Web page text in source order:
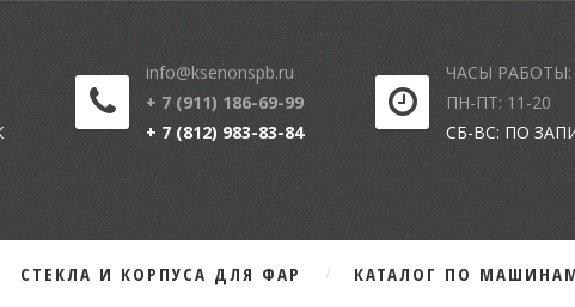
info@ksenonspb.ru
+ 7 (911) 186-69-99
+ 7 (812) 983-83-84
ЧАСЫ РАБОТЫ:
ПН-ПТ: 11-20
СБ-ВС: ПО
СТЕКЛА И КОРПУСА ДЛЯ ФАР КАТАЛОГ ПО